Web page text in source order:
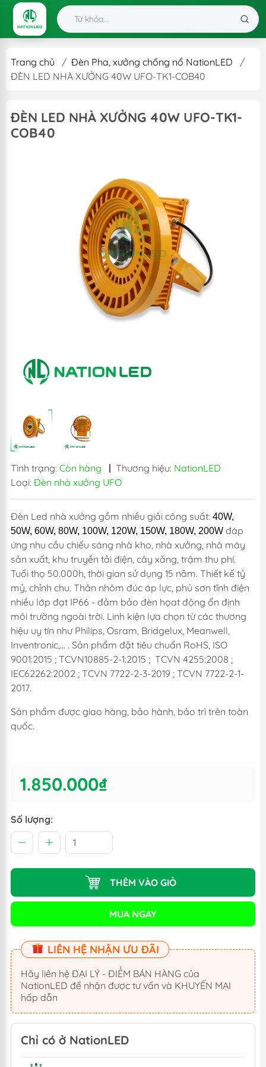
Trang chủ / Đèn Pha, xưởng chống nổ NationLED
/
ĐÈN LED NHÀ XƯỞNG 40W UFO-TK1-COB40
ĐÈN LED NHÀ XƯỞNG 40W UFO-TK1-
COB40
Tình trạng: Còn hàng | Thương hiệu: NationLED
Loại: Đèn nhà xưởng UFO
Đèn Led nhà xưởng gồm nhiều giải công suất: 40W,
50W, 60W, 80W, 100W, 120W, 150W, 180W, 200W đáp
ứng nhu cầu chiếu sáng nhà kho, nhà xưởng, nhà máy
sản xuất, khu truyền tải điện, cây xăng, trậm thu phí.
Tuổi thọ 50.000h, thời gian sử dụng 15 năm. Thiết kế tỷ
mỷ, chỉnh chu. Thân nhôm đúc áp lực, phủ sơn tĩnh điện
nhiều lớp đạt IP66 - đảm bảo đèn họat động ổn định
môi trường ngoài trời. Linh kiện lựa chọn từ các thương
hiệu uy tín như Philips, Osram, Bridgelux, Meanwell,
Inventronic,… . Sản phẩm đặt tiêu chuẩn RoHS, ISO
9001:2015 ; TCVN10885-2-1:2015 ; TCVN 4255:2008 ;
IEC62262:2002 ; TCVN 7722-2-3-2019 ; TCVN 7722-2-1-
2017.
Sản phẩm được giao hàng, bảo hành, bảo trì trên toàn
quốc.
1.850.000₫
Số lượng:
THÊM VÀO GIỎ
MUA NGAY
LIÊN HỆ NHẬN ƯU ĐÃI
Hãy liên hệ ĐẠI LÝ - ĐIỂM BÁN HÀNG của
NationLED để nhận được tư vấn và KHUYẾN MẠI
hấp dẫn
Chỉ có ở NationLED